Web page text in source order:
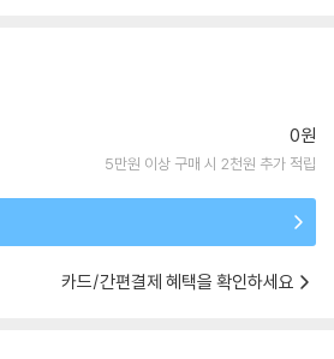
0원
5만원 이상 구매 시 2천원 추가 적립
카드/간편결제 혜택을 확인하세요